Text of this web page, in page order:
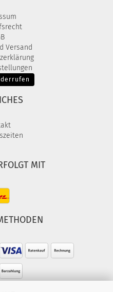
Versand
MIT